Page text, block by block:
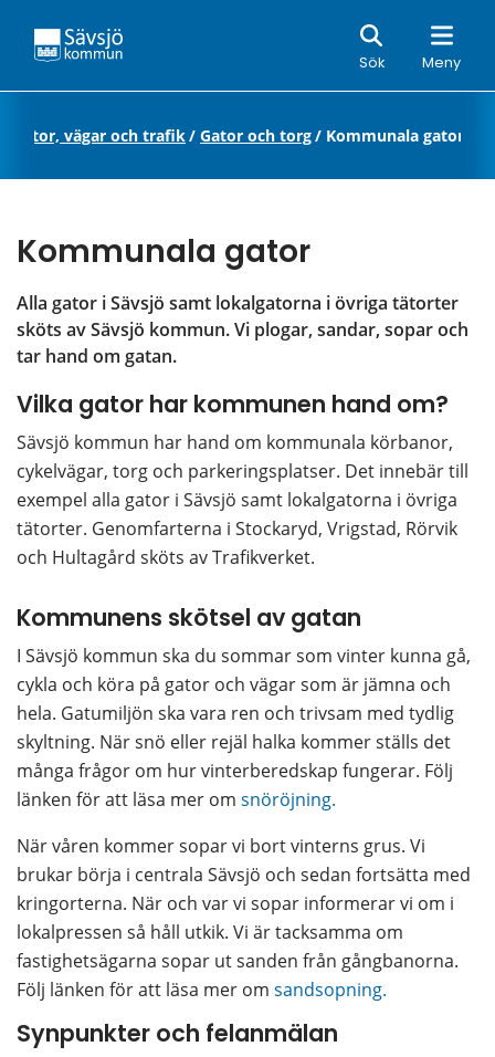
Sök Meny
Sök
Gator, vägar och trafik/ Gator och torg/ Kommunala gator
Kommunala gator
Alla gator i Sävsjö samt lokalgatorna i övriga tätorter
sköts av Sävsjö kommun. Vi plogar, sandar, sopar och
tar hand om gatan.
Vilka gator har kommunen hand om?
Sävsjö kommun har hand om kommunala körbanor,
cykelvägar, torg och parkeringsplatser. Det innebär till
exempel alla gator i Sävsjö samt lokalgatorna i övriga
tätorter. Genomfarterna i Stockaryd, Vrigstad, Rörvik
och Hultagård sköts av Trafikverket.
Kommunens skötsel av gatan
I Sävsjö kommun ska du sommar som vinter kunna gå,
cykla och köra på gator och vägar som är jämna och
hela. Gatumiljön ska vara ren och trivsam med tydlig
skyltning. När snö eller rejäl halka kommer ställs det
många frågor om hur vinterberedskap fungerar. Följ
länken för att läsa mer om snöröjning.
När våren kommer sopar vi bort vinterns grus. Vi
brukar börja i centrala Sävsjö och sedan fortsätta med
kringorterna. När och var vi sopar informerar vi om i
lokalpressen så håll utkik. Vi är tacksamma om
fastighetsägarna sopar ut sanden från gångbanorna.
Följ länken för att läsa mer om sandsopning.
Synpunkter och felanmälan